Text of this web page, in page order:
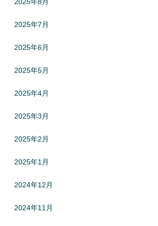
2025年7月
2025年6月
2025年5月
2025年4月
2025年3月
2025年2月
2025年1月
2024年12月
2024年11月